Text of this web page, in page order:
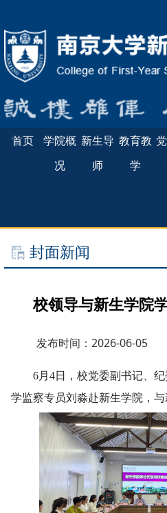
首页
学院概
况
新生导
师
教育教
学
封面新闻
校领导与新生学院
发布时间：2026-06-05
6月4日，校党委副书记、
学监察专员刘淼赴新生学院，与